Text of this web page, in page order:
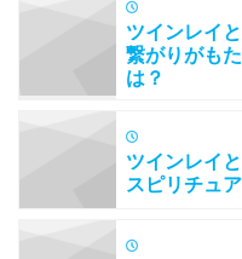
ツインレイ
繋がりがも
は？
ツインレイ
スピリチュ